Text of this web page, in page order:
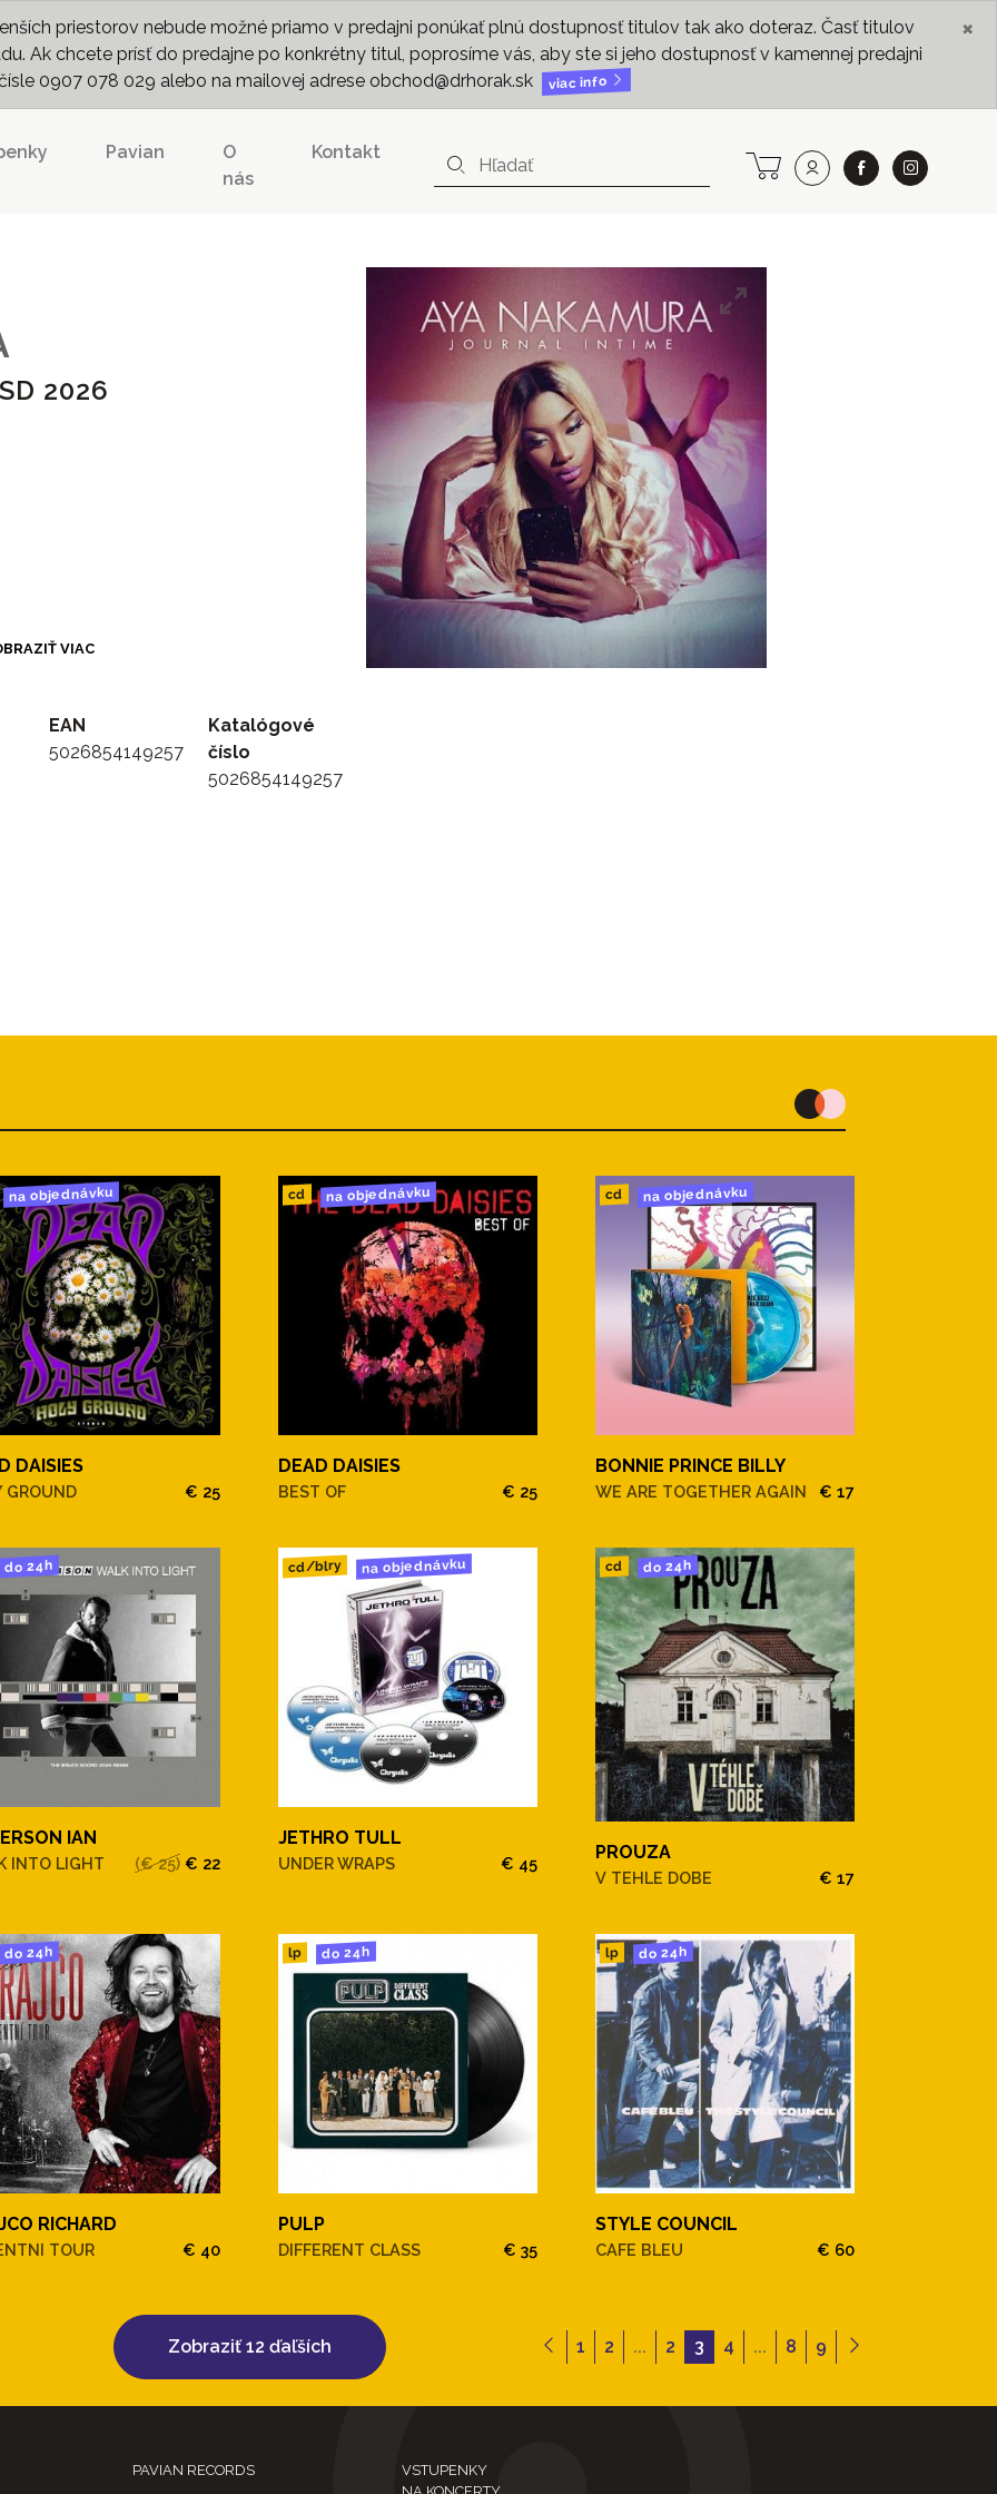
priestorov nebude možné priamo v predajni ponúkať plnú dostupnosť titulov tak ako doteraz. Časť titulov
Ak chcete prísť do predajne po konkrétny titul, poprosíme vás, aby ste si jeho dostupnosť v kamennej predajni
0907 078 029 alebo na mailovej adrese obchod@drhorak.sk
viac info
×
Pavian
O
nás
Kontakt
2026
VIAC
EAN
5026854149257
Katalógové
číslo
5026854149257
na objednávku
DAISIES
GROUND € 25
cd na objednávku
DEAD DAISIES
BEST OF € 25
cd na objednávku
BONNIE PRINCE BILLY
WE ARE TOGETHER AGAIN € 17
do 24h
IAN
INTO LIGHT (€ 25) € 22
cd/blry na objednávku
JETHRO TULL
UNDER WRAPS € 45
cd do 24h
PROUZA
V TEHLE DOBE € 17
do 24h
RICHARD
TOUR € 40
lp do 24h
PULP
DIFFERENT CLASS € 35
lp do 24h
STYLE COUNCIL
CAFE BLEU € 60
Zobraziť 12 ďaľších 1 2 ... 2 3 4 ... 8 9
PAVIAN RECORDS
VSTUPENKY